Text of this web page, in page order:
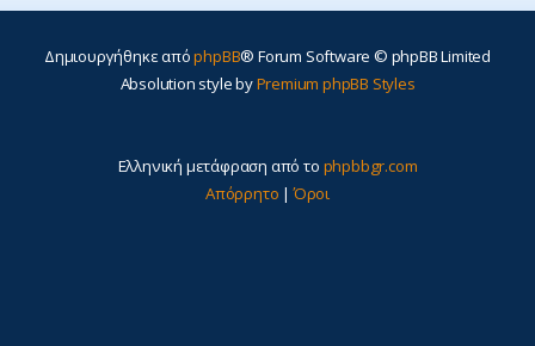
Δημιουργήθηκε απόphpBB® Forum Software © phpBB Limited
Absolution style byPremium phpBB Styles
Ελληνική μετάφραση από το phpbbgr.com
Απόρρητο |Όροι